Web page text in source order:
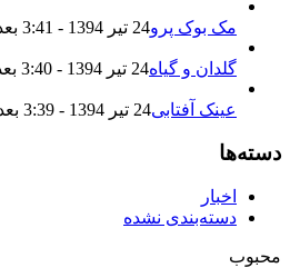
مک بوک پرو24 تیر 1394 - 3:41 بعد از ظهر
گلدان و گیاه24 تیر 1394 - 3:40 بعد از ظهر
عینک آفتابی24 تیر 1394 - 3:39 بعد از ظهر
دسته‌ها
اخبار
دسته‌بندی نشده
محبوب